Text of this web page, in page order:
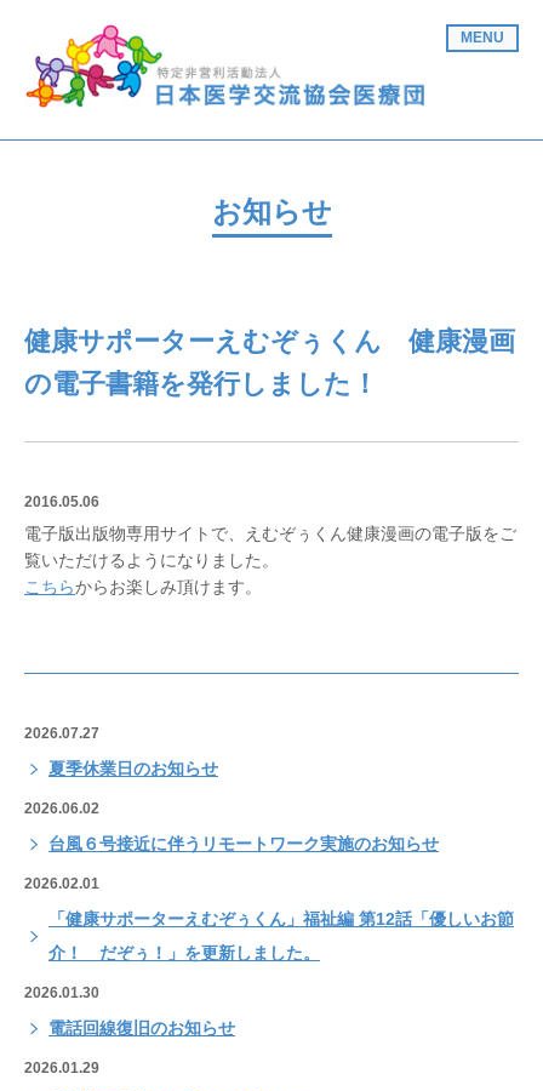
MENU
お知らせ
健康サポーターえむぞぅくん 健康漫画
の電子書籍を発行しました！
2016.05.06
電子版出版物専用サイトで、えむぞぅくん健康漫画の電子版をご
覧いただけるようになりました。
こちらからお楽しみ頂けます。
2026.07.27
夏季休業日のお知らせ
2026.06.02
台風６号接近に伴うリモートワーク実施のお知らせ
2026.02.01
「健康サポーターえむぞぅくん」福祉編 第12話「優しいお節
介！ だぞぅ！」を更新しました。
2026.01.30
電話回線復旧のお知らせ
2026.01.29